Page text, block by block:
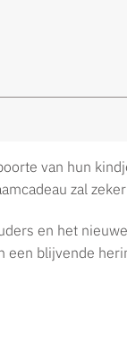
van hun
zal
en het
blijvende